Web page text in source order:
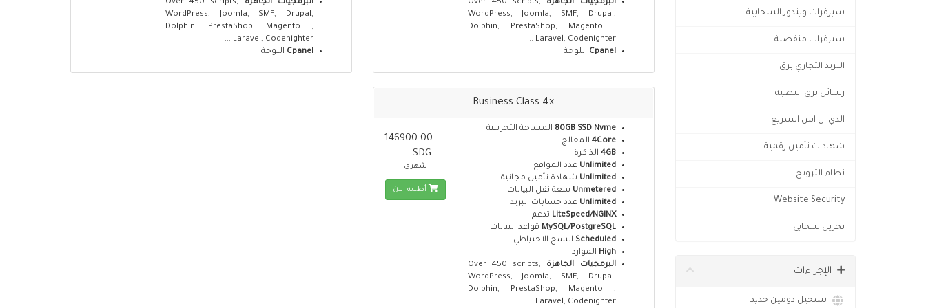
سيرفرات ويندوز السحابية
سيرفرات منفصلة
البريد التجاري برق
رسائل برق النصية
الدي ان اس السريع
شهادات تأمين رقمية
نظام الترويج
Website Security
تخزين سحابي
الإجراءات
تسجيل دومين جديد
البرمجيات الجاهزة
Over 450 scripts,
WordPress, Joomla, SMF, Drupal,
Dolphin, PrestaShop, Magento ,
Laravel, Codenighter ...
Cpanel اللوحة
البرمجيات الجاهزة
Over 450 scripts,
WordPress, Joomla, SMF, Drupal,
Dolphin, PrestaShop, Magento ,
Laravel, Codenighter ...
Cpanel اللوحة
Business Class 4x
80GB SSD Nvme المساحة التخزينية
4Core المعالج
4GB الذاكرة
Unlimited عدد المواقع
Unlimited شهادة تأمين مجانية
Unmetered سعة نقل البيانات
Unlimited عدد حسابات البريد
LiteSpeed/NGINX تدعم
MySQL/PostgreSQL قواعد البيانات
Scheduled النسخ الاحتياطي
High الموارد
البرمجيات الجاهزة
Over 450 scripts,
WordPress, Joomla, SMF, Drupal,
Dolphin, PrestaShop, Magento ,
Laravel, Codenighter ...
146900.00
SDG
شهري
أطلبه الآن